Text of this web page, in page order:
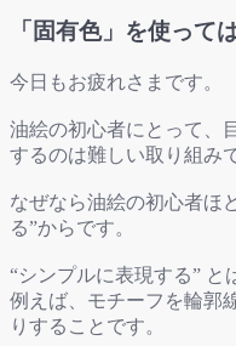
「固有色」を使って
今日もお疲れさまです。
油絵の初心者にとって、
するのは難しい取り組み
なぜなら油絵の初心者ほ
る”からです。
“シンプルに表現する” と
例えば、モチーフを輪郭
りすることです。